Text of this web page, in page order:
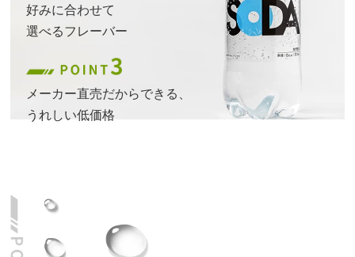
好みに合わせて
選べるフレーバー
メーカー直売だからできる、
うれしい低価格